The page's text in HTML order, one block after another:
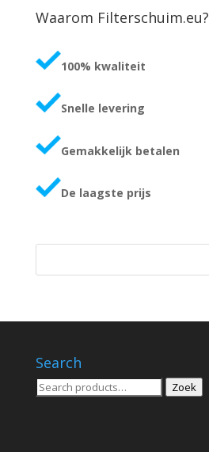
Waarom Filterschuim.eu?
100% kwaliteit
Snelle levering
Gemakkelijk betalen
De laagste prijs
Search
Zoeken
Zoek